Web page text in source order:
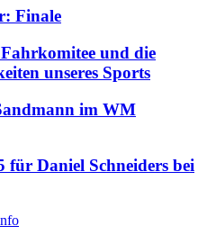
Finale
und die
unseres Sports
im WM
für Daniel Schneiders bei